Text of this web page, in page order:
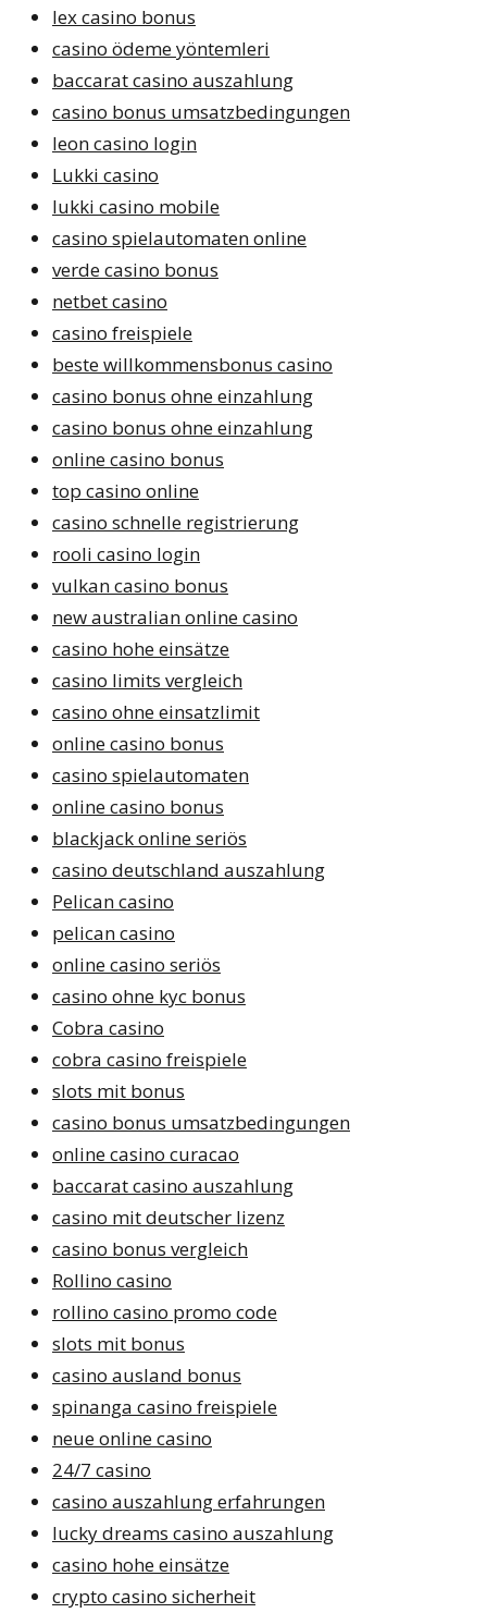
lex casino bonus
casino ödeme yöntemleri
baccarat casino auszahlung
casino bonus umsatzbedingungen
leon casino login
Lukki casino
lukki casino mobile
casino spielautomaten online
verde casino bonus
netbet casino
casino freispiele
beste willkommensbonus casino
casino bonus ohne einzahlung
casino bonus ohne einzahlung
online casino bonus
top casino online
casino schnelle registrierung
rooli casino login
vulkan casino bonus
new australian online casino
casino hohe einsätze
casino limits vergleich
casino ohne einsatzlimit
online casino bonus
casino spielautomaten
online casino bonus
blackjack online seriös
casino deutschland auszahlung
Pelican casino
pelican casino
online casino seriös
casino ohne kyc bonus
Cobra casino
cobra casino freispiele
slots mit bonus
casino bonus umsatzbedingungen
online casino curacao
baccarat casino auszahlung
casino mit deutscher lizenz
casino bonus vergleich
Rollino casino
rollino casino promo code
slots mit bonus
casino ausland bonus
spinanga casino freispiele
neue online casino
24/7 casino
casino auszahlung erfahrungen
lucky dreams casino auszahlung
casino hohe einsätze
crypto casino sicherheit